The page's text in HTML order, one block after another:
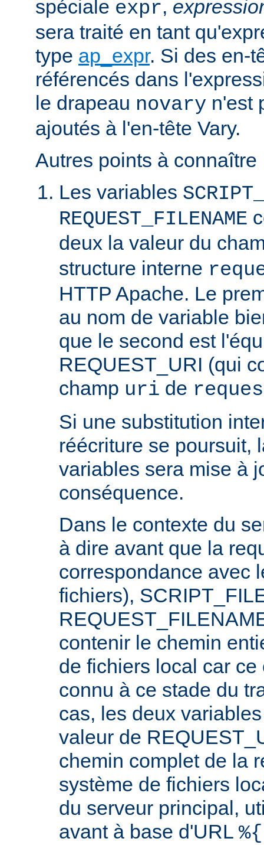
spéciale expr,
sera traité en tant
type ap_expr. Si des en-
référencés dans
le drapeau novary n'est
ajoutés à l'en-tête Vary.
Autres points à connaître
Les variables
REQUEST_FILENAME
deux la valeur du
structure interne
HTTP Apache. Le
au nom de variable
que le second est
REQUEST_URI (qui
champ uri de
Si une substitution
réécriture se poursuit,
variables sera mise à
conséquence.
Dans le contexte du
à dire avant que la
correspondance avec
fichiers),
contenir le chemin
de fichiers local car
connu à ce stade du
cas, les deux
valeur de
chemin complet de la
système de fichiers
du serveur principal,
avant à base d'URL